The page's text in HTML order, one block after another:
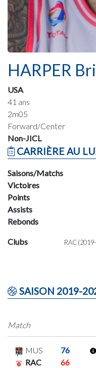
HARPER
USA
41 ans
2m05
Forward/Center
Non-JICL
CARRIÈRE AU
Saisons/Matchs
Victoires
Points
Assists
Rebonds
Clubs RAC
SAISON 2019-
Match
MUS
76
RAC
66